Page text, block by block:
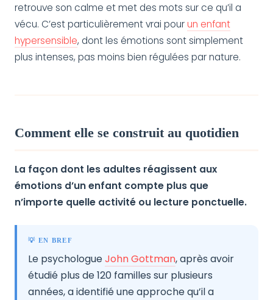
retrouve son calme et met des mots sur ce qu’il a
vécu. C’est particulièrement vrai pourun enfant
hypersensible, dont les émotions sont simplement
plus intenses, pas moins bien régulées par nature.
Comment elle se construit au quotidien
La façon dont les adultes réagissent aux
émotions d’un enfant compte plus que
n’importe quelle activité ou lecture ponctuelle.
💡 EN BREF
Le psychologueJohn Gottman, après avoir
étudié plus de 120 familles sur plusieurs
années, a identifié une approche qu’il a